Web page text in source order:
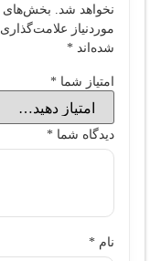
نخواهد شد. بخش‌های
موردنیاز علامت‌گذاری
شده‌اند *
امتیاز شما *
دیدگاه شما *
نام *